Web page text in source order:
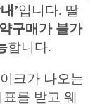
’입니다. 딸
구매가 불가
합니다.
크가 나오는
를 받고 웨